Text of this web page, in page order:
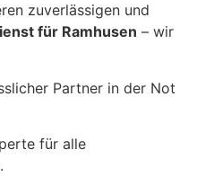
zuverlässigen und
für Ramhusen – wir
Partner in der Not
für alle